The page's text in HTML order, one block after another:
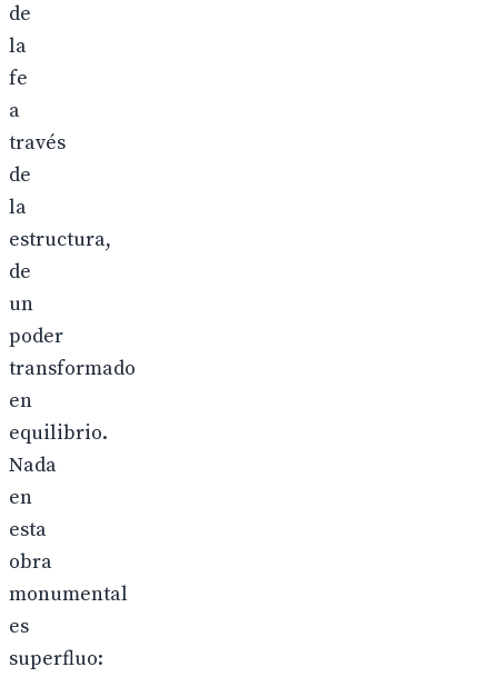
de
la
fe
a
través
de
la
estructura,
de
un
poder
transformado
en
equilibrio.
Nada
en
esta
obra
monumental
es
superfluo: